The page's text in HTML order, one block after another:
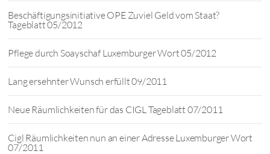
Beschäftigungsinitiative OPE Zuviel Geld vom Staat?
Tageblatt 05/2012
Pflege durch Soayschaf Luxemburger Wort 05/2012
Lang ersehnter Wunsch erfüllt 09/2011
Neue Räumlichkeiten für das CIGL Tageblatt 07/2011
Cigl Räumlichkeiten nun an einer Adresse Luxemburger Wort
07/2011